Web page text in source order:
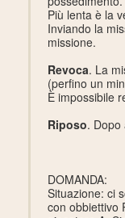
Più lenta è la
Inviando la
missione.
Revoca. La
(perfino un
È impossibile
Riposo.
DOMANDA:
Situazione: ci
con obbiettivo